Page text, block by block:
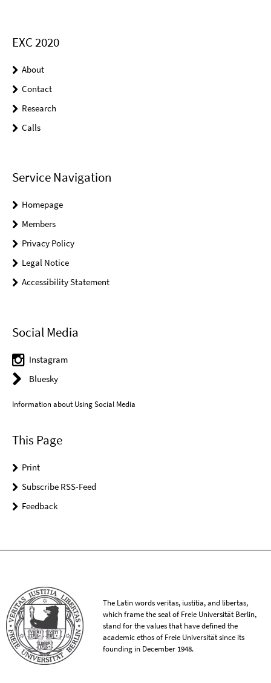
EXC 2020
About
Contact
Research
Calls
Service Navigation
Homepage
Members
Privacy Policy
Legal Notice
Accessibility Statement
Social Media
Instagram
Bluesky
Information about Using Social Media
This Page
Print
Subscribe RSS-Feed
Feedback
The Latin words veritas, iustitia, and libertas,
which frame the seal of Freie Universität Berlin,
stand for the values that have defined the
academic ethos of Freie Universität since its
founding in December 1948.